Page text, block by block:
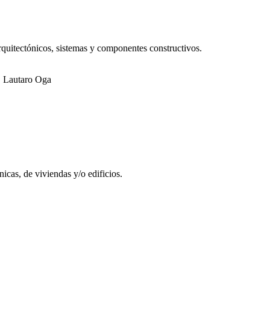
sistemas y componentes constructivos.
Oga
de viviendas y/o edificios.